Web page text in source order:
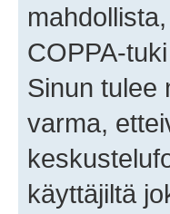
COPPA-
Sinun tulee
varma,
käyttäjiltä